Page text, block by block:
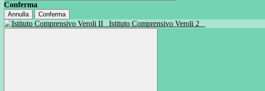
Conferma
Annulla Conferma
Istituto Comprensivo Veroli 2